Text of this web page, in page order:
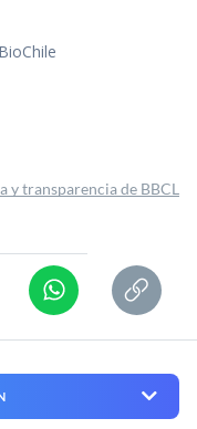
y transparencia de BBCL